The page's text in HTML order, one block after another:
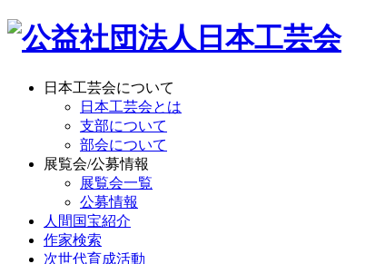
日本工芸会について
日本工芸会とは
支部について
部会について
展覧会/公募情報
展覧会一覧
公募情報
人間国宝紹介
作家検索
次世代育成活動